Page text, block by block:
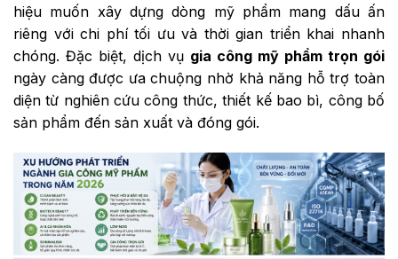
hiệu muốn xây dựng dòng mỹ phẩm mang dấu ấn
riêng với chi phí tối ưu và thời gian triển khai nhanh
chóng. Đặc biệt, dịch vụ gia công mỹ phẩm trọn gói
ngày càng được ưa chuộng nhờ khả năng hỗ trợ toàn
diện từ nghiên cứu công thức, thiết kế bao bì, công bố
sản phẩm đến sản xuất và đóng gói.